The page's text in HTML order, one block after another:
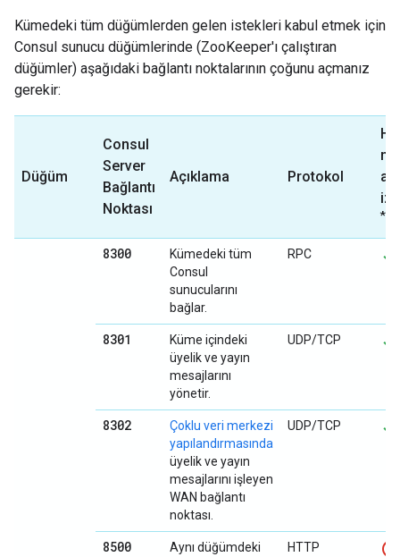
Kümedeki tüm düğümlerden gelen istekleri kabul etmek için
Consul sunucu düğümlerinde (ZooKeeper'ı çalıştıran
düğümler) aşağıdaki bağlantı noktalarının çoğunu açmanız
gerekir:
Düğüm
Consul
Server
Bağlantı
Noktası
Açıklama Protokol
*
8300
Kümedeki tüm
Consul
sunucularını
bağlar.
RPC
8301
Küme içindeki
üyelik ve yayın
mesajlarını
yönetir.
UDP/TCP
8302
Çoklu veri merkezi
yapılandırmasında
üyelik ve yayın
mesajlarını işleyen
WAN bağlantı
noktası.
UDP/TCP
8500
Aynı düğümdeki
HTTP